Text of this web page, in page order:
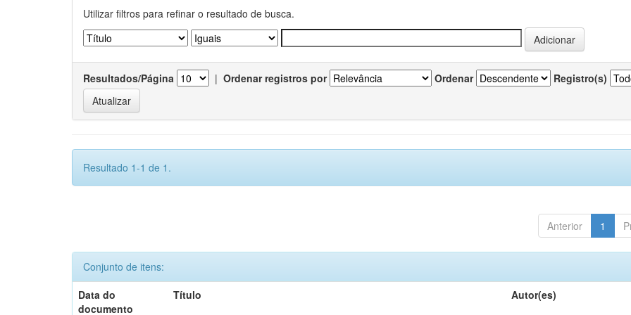
Utilizar filtros para refinar o resultado de busca.
Resultados/Página | Ordenar registros por Ordenar Registro(s)
Resultado 1-1 de 1.
Anterior 1
Conjunto de itens:
Data do
documento
Título Autor(es)